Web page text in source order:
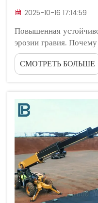
2025-10-16 17:14:59
Повышенная
эрозии гравия.
необходима для
Гравийные
около 35% материала
СМОТРЕТЬ БОЛЬШЕ